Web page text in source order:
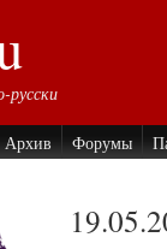
русски
Архив Форумы